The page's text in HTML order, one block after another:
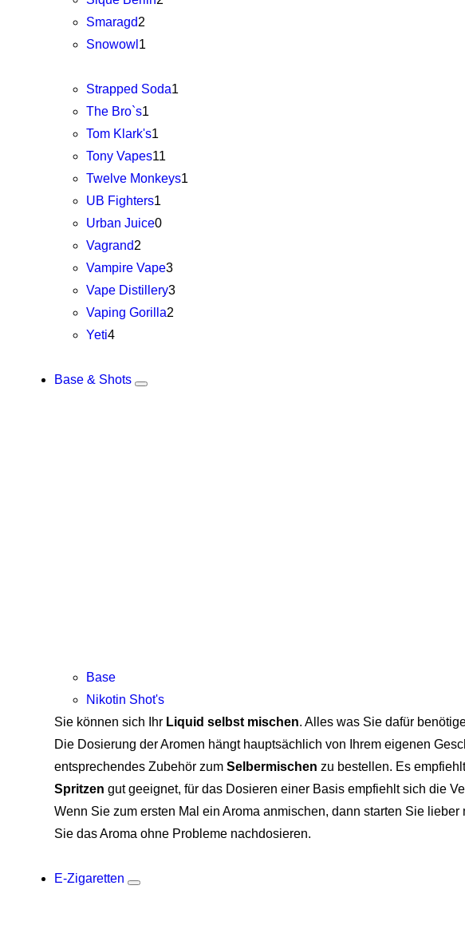
Smaragd2
Snowowl 1
Strapped Soda1
The Bro`s1
Tom Klark's1
Tony Vapes11
Twelve Monkeys1
UB Fighters1
Urban Juice0
Vagrand2
Vampire Vape3
Vape Distillery3
Vaping Gorilla2
Yeti4
Base & Shots
Base
Nikotin Shot's
Sie können sich Ihr Liquid selbst mischen. Alles was Sie dafür
Die Dosierung der Aromen hängt hauptsächlich von Ihrem eigenen
entsprechendes Zubehör zum Selbermischen zu bestellen. Es
Spritzen gut geeignet, für das Dosieren einer Basis empfiehlt sich die
Wenn Sie zum ersten Mal ein Aroma anmischen, dann starten Sie
Sie das Aroma ohne Probleme nachdosieren.
E-Zigaretten